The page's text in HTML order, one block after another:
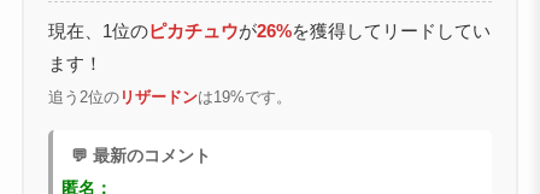
現在、1位のピカチュウが26%を獲得してリードしてい
ます！
追う2位のリザードンは19%です。
💬 最新のコメント
匿名：